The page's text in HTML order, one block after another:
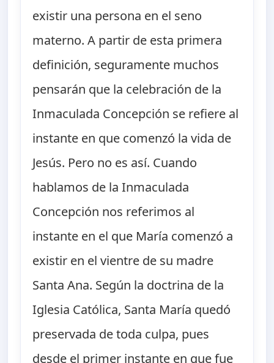
existir una persona en el seno
materno. A partir de esta primera
definición, seguramente muchos
pensarán que la celebración de la
Inmaculada Concepción se refiere al
instante en que comenzó la vida de
Jesús. Pero no es así. Cuando
hablamos de la Inmaculada
Concepción nos referimos al
instante en el que María comenzó a
existir en el vientre de su madre
Santa Ana. Según la doctrina de la
Iglesia Católica, Santa María quedó
preservada de toda culpa, pues
desde el primer instante en que fue